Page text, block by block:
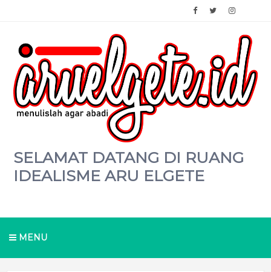
SELAMAT DATANG DI RUANG
IDEALISME ARU ELGETE
MENU